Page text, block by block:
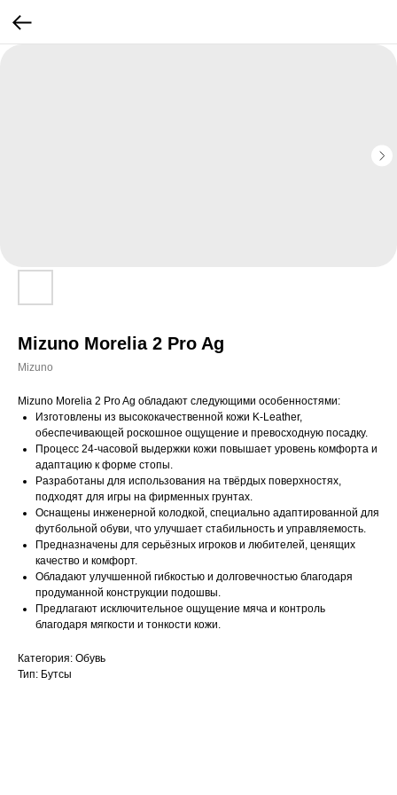
Mizuno Morelia 2 Pro Ag
Mizuno
Mizuno Morelia 2 Pro Ag обладают следующими особенностями:
Изготовлены из высококачественной кожи K-Leather,
обеспечивающей роскошное ощущение и превосходную посадку.
Процесс 24-часовой выдержки кожи повышает уровень комфорта и
адаптацию к форме стопы.
Разработаны для использования на твёрдых поверхностях,
подходят для игры на фирменных грунтах.
Оснащены инженерной колодкой, специально адаптированной для
футбольной обуви, что улучшает стабильность и управляемость.
Предназначены для серьёзных игроков и любителей, ценящих
качество и комфорт.
Обладают улучшенной гибкостью и долговечностью благодаря
продуманной конструкции подошвы.
Предлагают исключительное ощущение мяча и контроль
благодаря мягкости и тонкости кожи.
Категория: Обувь
Тип: Бутсы